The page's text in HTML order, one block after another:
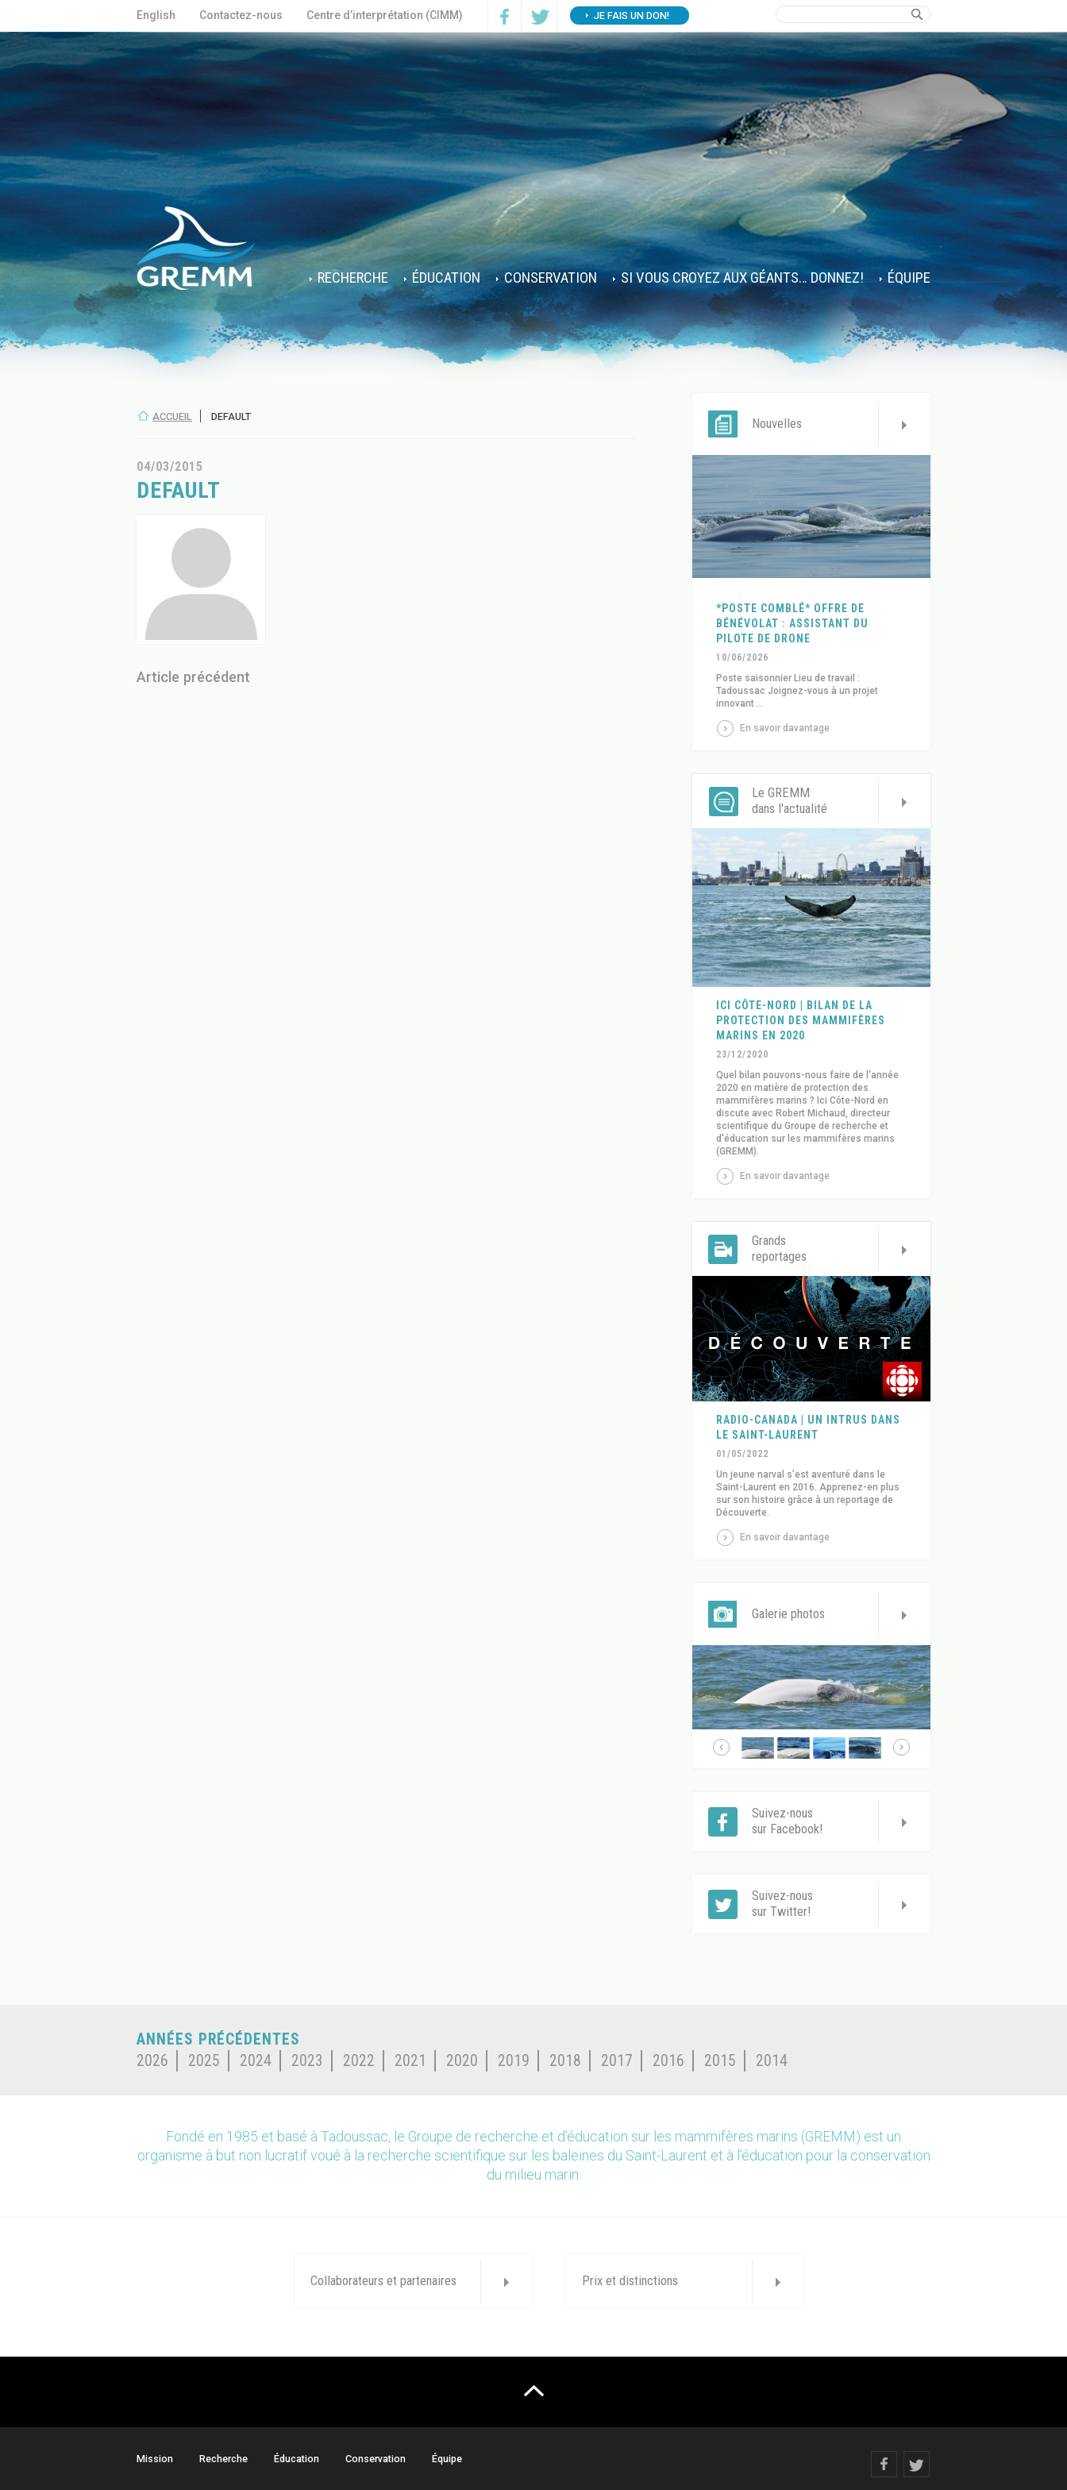
English Contactez-nous Centre d’interprétation (CIMM) JE FAIS UN DON!
RECHERCHE ÉDUCATION CONSERVATION SI VOUS CROYEZ AUX GÉANTS… DONNEZ! ÉQUIPE
ACCUEIL DEFAULT
04/03/2015
DEFAULT
Article précédent
Nouvelles
*POSTE COMBLÉ* OFFRE DE
BÉNÉVOLAT : ASSISTANT DU
PILOTE DE DRONE
10/06/2026
Poste saisonnier Lieu de travail :
Tadoussac Joignez-vous à un projet
innovant ...
En savoir davantage
Le GREMM
dans l'actualité
ICI CÔTE-NORD | BILAN DE LA
PROTECTION DES MAMMIFÈRES
MARINS EN 2020
23/12/2020
Quel bilan pouvons-nous faire de l'année
2020 en matière de protection des
mammifères marins ? Ici Côte-Nord en
discute avec Robert Michaud, directeur
scientifique du Groupe de recherche et
d'éducation sur les mammifères marins
(GREMM).
En savoir davantage
Grands
reportages
RADIO-CANADA | UN INTRUS DANS
LE SAINT-LAURENT
01/05/2022
Un jeune narval s’est aventuré dans le
Saint-Laurent en 2016. Apprenez-en plus
sur son histoire grâce à un reportage de
Découverte.
En savoir davantage
Galerie photos
Suivez-nous
sur Facebook!
Suivez-nous
sur Twitter!
ANNÉES PRÉCÉDENTES
2026
2025 2024 2023 2022 2021 2020 2019 2018 2017 2016 2015 2014
Fondé en 1985 et basé à Tadoussac, le Groupe de recherche et d’éducation sur les mammifères marins (GREMM) est un
organisme à but non lucratif voué à la recherche scientifique sur les baleines du Saint-Laurent et à l’éducation pour la conservation
du milieu marin.
Collaborateurs et partenaires Prix et distinctions
Mission Recherche Éducation Conservation Équipe